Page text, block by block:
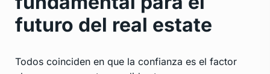
futuro del real estate
Todos coinciden en que la confianza es el factor